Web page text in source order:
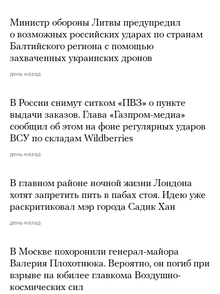
Министр обороны Литвы предупредил
о возможных российских ударах по странам
Балтийского региона с помощью
захваченных украинских дронов
день назад
В России снимут ситком «ПВЗ» о пункте
выдачи заказов. Глава «Газпром-медиа»
сообщил об этом на фоне регулярных ударов
ВСУ по складам Wildberries
день назад
В главном районе ночной жизни Лондона
хотят запретить пить в пабах стоя. Идею уже
раскритиковал мэр города Садик Хан
день назад
В Москве похоронили генерал-майора
Валерия Плохотнюка. Вероятно, он погиб при
взрыве на юбилее главкома Воздушно-
космических сил